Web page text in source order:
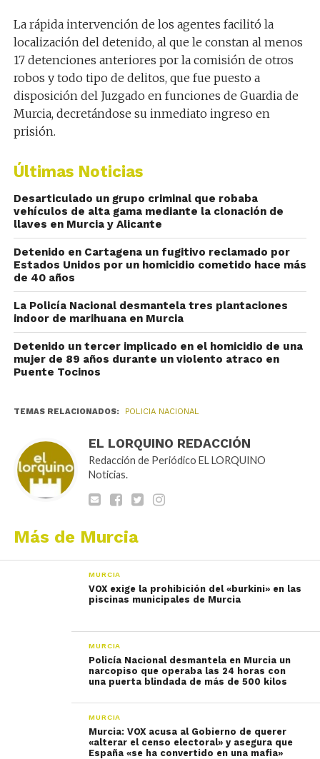
La rápida intervención de los agentes facilitó la
localización del detenido, al que le constan al menos
17 detenciones anteriores por la comisión de otros
robos y todo tipo de delitos, que fue puesto a
disposición del Juzgado en funciones de Guardia de
Murcia, decretándose su inmediato ingreso en
prisión.
Últimas Noticias
Desarticulado un grupo criminal que robaba
vehículos de alta gama mediante la clonación de
llaves en Murcia y Alicante
Detenido en Cartagena un fugitivo reclamado por
Estados Unidos por un homicidio cometido hace más
de 40 años
La Policía Nacional desmantela tres plantaciones
indoor de marihuana en Murcia
Detenido un tercer implicado en el homicidio de una
mujer de 89 años durante un violento atraco en
Puente Tocinos
TEMAS RELACIONADOS: POLICIA NACIONAL
EL LORQUINO REDACCIÓN
Redacción de Periódico EL LORQUINO
Noticias.
Más de Murcia
MURCIA
VOX exige la prohibición del «burkini» en las
piscinas municipales de Murcia
MURCIA
Policía Nacional desmantela en Murcia un
narcopiso que operaba las 24 horas con
una puerta blindada de más de 500 kilos
MURCIA
Murcia: VOX acusa al Gobierno de querer
«alterar el censo electoral» y asegura que
España «se ha convertido en una mafia»